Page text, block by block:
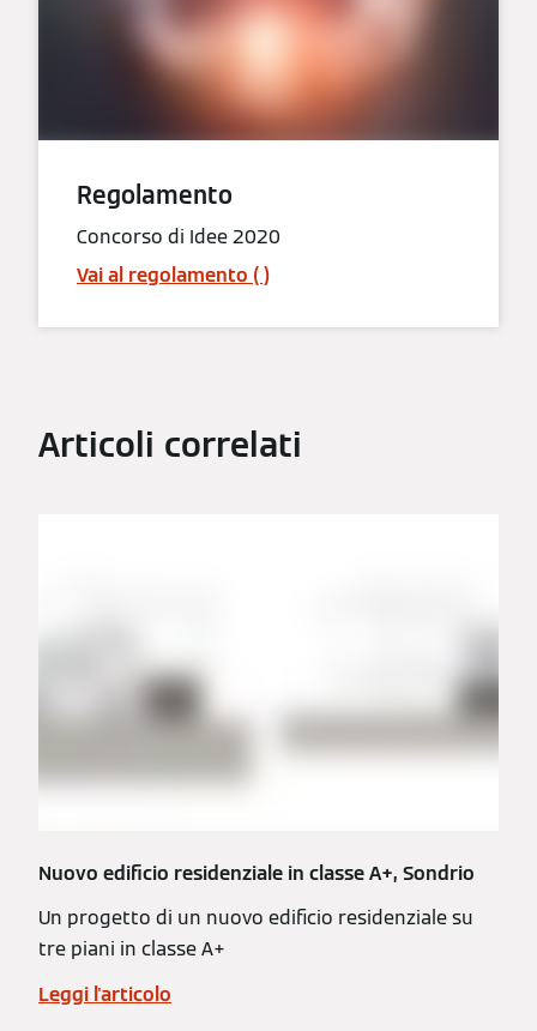
Regolamento
Concorso di Idee 2020
Vai al regolamento ( )
Articoli correlati
Nuovo edificio residenziale in classe A+, Sondrio
Un progetto di un nuovo edificio residenziale su
tre piani in classe A+
Leggi l'articolo